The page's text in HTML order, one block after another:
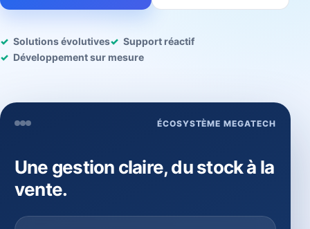
Solutions évolutives
Support réactif
Développement sur mesure
ÉCOSYSTÈME MEGATECH
Une gestion claire, du stock à la
vente.